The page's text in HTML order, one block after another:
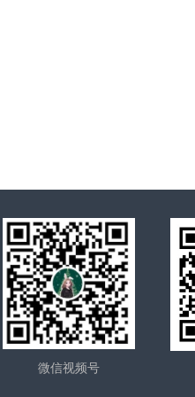
微信视频号